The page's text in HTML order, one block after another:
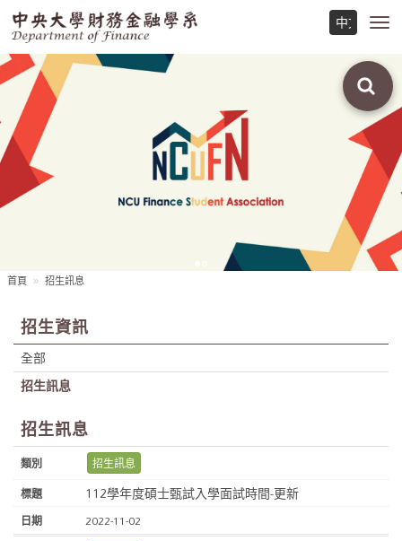
首頁 招生訊息
招生資訊
全部
招生訊息
招生訊息
招生訊息
112學年度碩士甄試入學面試時間-更新
2022-11-02